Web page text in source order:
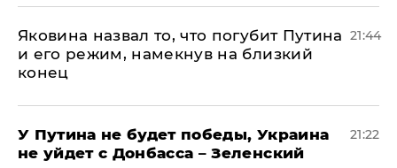
Яковина назвал то, что погубит Путина
и его режим, намекнув на близкий
конец
21:44
У Путина не будет победы, Украина
не уйдет с Донбасса – Зеленский
21:22